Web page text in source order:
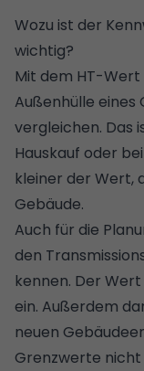
Wozu ist der
wichtig?
Mit dem HT-
Außenhülle eines
vergleichen. Das
Hauskauf oder
kleiner der Wert,
Gebäude.
Auch für die
den
kennen. Der
ein. Außerdem
neuen
Grenzwerte